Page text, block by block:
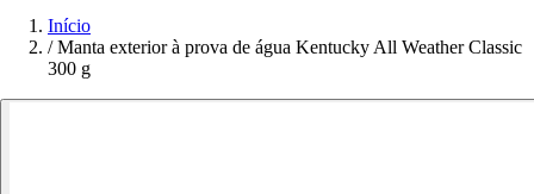
Início
/ Manta exterior à prova de água Kentucky All Weather Classic
300 g